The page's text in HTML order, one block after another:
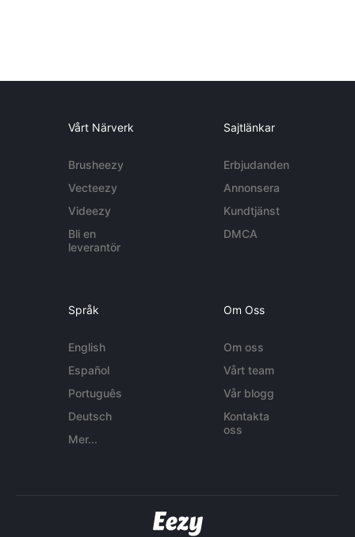
Vårt Närverk
Brusheezy
Vecteezy
Videezy
Bli en
leverantör
Sajtlänkar
Erbjudanden
Annonsera
Kundtjänst
DMCA
Språk
English
Español
Português
Deutsch
Mer...
Om Oss
Om oss
Vårt team
Vår blogg
Kontakta
oss